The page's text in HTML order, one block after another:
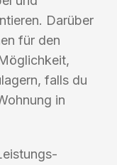
Darüber
für den
falls du
in